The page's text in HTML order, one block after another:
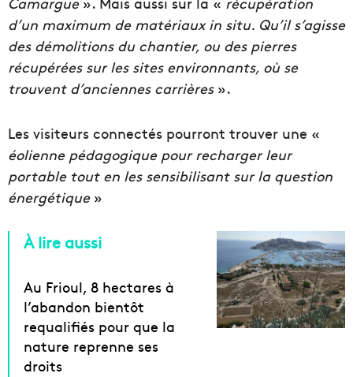
d’un maximum de matériaux in situ. Qu’il s’agisse
des démolitions du chantier, ou des pierres
récupérées sur les sites environnants, où se
trouvent d’anciennes carrières».
Les visiteurs connectés pourront trouver une «
éolienne pédagogique pour recharger leur
portable tout en les sensibilisant sur la question
énergétique»
À lire aussi
Au Frioul, 8 hectares à
l’abandon bientôt
requalifiés pour que la
nature reprenne ses
droits